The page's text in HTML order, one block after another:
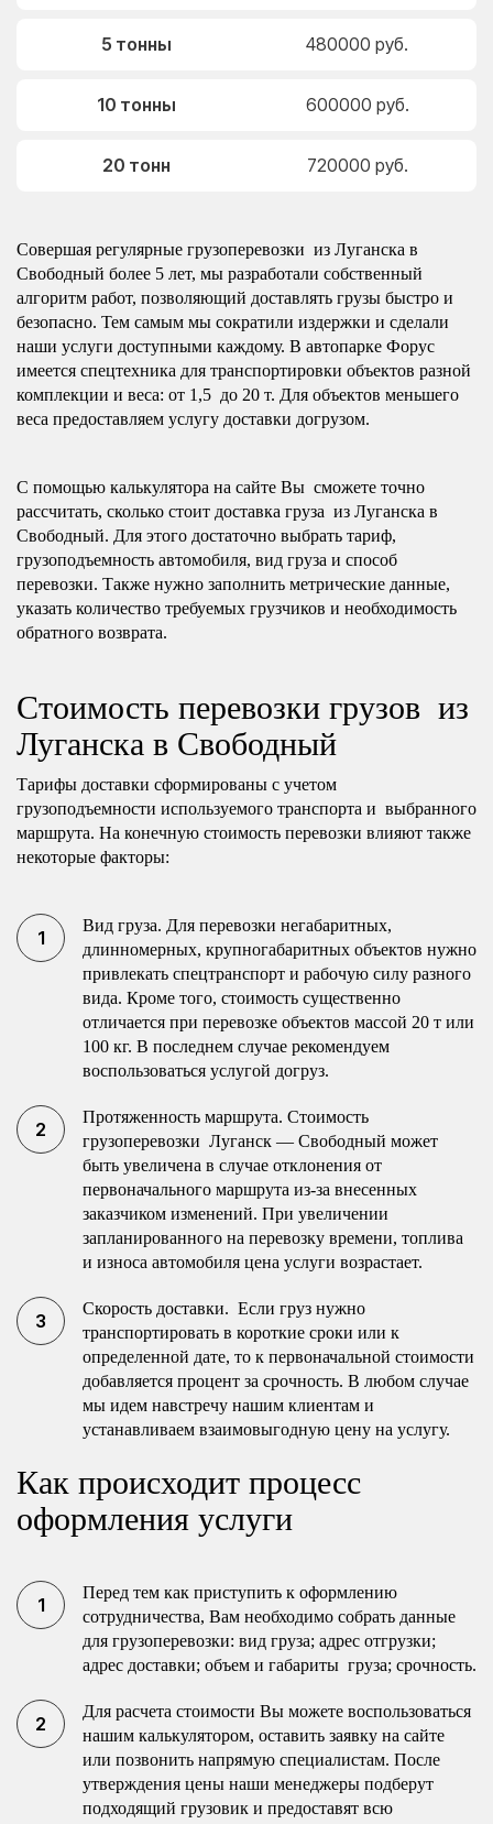
5 тонны 480000 руб.
10 тонны 600000 руб.
20 тонн 720000 руб.
Совершая регулярные грузоперевозки из Луганска в
Свободный более 5 лет, мы разработали собственный
алгоритм работ, позволяющий доставлять грузы быстро и
безопасно. Тем самым мы сократили издержки и сделали
наши услуги доступными каждому. В автопарке Форус
имеется спецтехника для транспортировки объектов разной
комплекции и веса: от 1,5 до 20 т. Для объектов меньшего
веса предоставляем услугу доставки догрузом.
С помощью калькулятора на сайте Вы сможете точно
рассчитать, сколько стоит доставка груза из Луганска в
Свободный. Для этого достаточно выбрать тариф,
грузоподъемность автомобиля, вид груза и способ
перевозки. Также нужно заполнить метрические данные,
указать количество требуемых грузчиков и необходимость
обратного возврата.
Стоимость перевозки грузов из
Луганска в Свободный
Тарифы доставки сформированы с учетом
грузоподъемности используемого транспорта и выбранного
маршрута. На конечную стоимость перевозки влияют также
некоторые факторы:
Вид груза. Для перевозки негабаритных,
длинномерных, крупногабаритных объектов нужно
привлекать спецтранспорт и рабочую силу разного
вида. Кроме того, стоимость существенно
отличается при перевозке объектов массой 20 т или
100 кг. В последнем случае рекомендуем
воспользоваться услугой догруз.
Протяженность маршрута. Стоимость
грузоперевозки Луганск — Свободный может
быть увеличена в случае отклонения от
первоначального маршрута из-за внесенных
заказчиком изменений. При увеличении
запланированного на перевозку времени, топлива
и износа автомобиля цена услуги возрастает.
Скорость доставки. Если груз нужно
транспортировать в короткие сроки или к
определенной дате, то к первоначальной стоимости
добавляется процент за срочность. В любом случае
мы идем навстречу нашим клиентам и
устанавливаем взаимовыгодную цену на услугу.
Как происходит процесс
оформления услуги
Перед тем как приступить к оформлению
сотрудничества, Вам необходимо собрать данные
для грузоперевозки: вид груза; адрес отгрузки;
адрес доставки; объем и габариты груза; срочность.
Для расчета стоимости Вы можете воспользоваться
нашим калькулятором, оставить заявку на сайте
или позвонить напрямую специалистам. После
утверждения цены наши менеджеры подберут
подходящий грузовик и предоставят всю